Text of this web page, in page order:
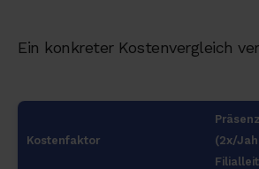
Ein konkreter Kostenvergleich
Kostenfaktor
(2x/